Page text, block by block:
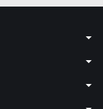
arrow_drop_down
arrow_drop_down
arrow_drop_down